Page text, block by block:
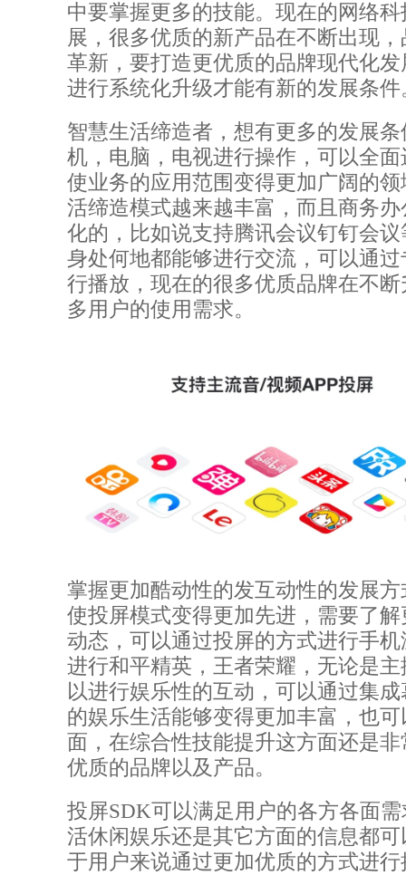
中要掌握更多的技能。现在的网络
展，很多优质的新产品在不断出现
革新，要打造更优质的品牌现代化
进行系统化升级才能有新的发展条件
智慧生活缔造者，想有更多的发展
机，电脑，电视进行操作，可以全
使业务的应用范围变得更加广阔的
活缔造模式越来越丰富，而且商务
化的，比如说支持腾讯会议钉钉会
身处何地都能够进行交流，可以通过
行播放，现在的很多优质品牌在不
多用户的使用需求。
掌握更加酷动性的发互动性的发展
使投屏模式变得更加先进，需要了
动态，可以通过投屏的方式进行手
进行和平精英，王者荣耀，无论是
以进行娱乐性的互动，可以通过集
的娱乐生活能够变得更加丰富，也
面，在综合性技能提升这方面还是
优质的品牌以及产品。
投屏SDK可以满足用户的各方各面
活休闲娱乐还是其它方面的信息都
于用户来说通过更加优质的方式进